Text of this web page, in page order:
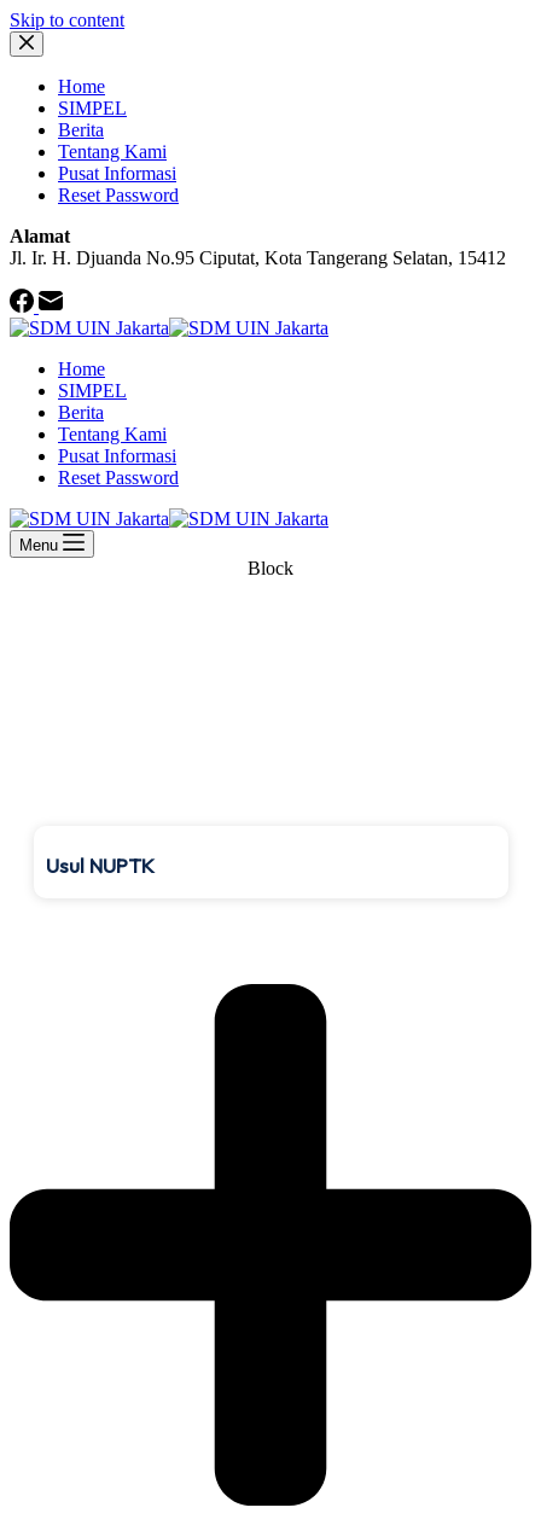
Skip to content
Home
SIMPEL
Berita
Tentang Kami
Pusat Informasi
Reset Password
Alamat
Jl. Ir. H. Djuanda No.95 Ciputat, Kota Tangerang Selatan, 15412
Home
SIMPEL
Berita
Tentang Kami
Pusat Informasi
Reset Password
Menu
Block
Usul NUPTK